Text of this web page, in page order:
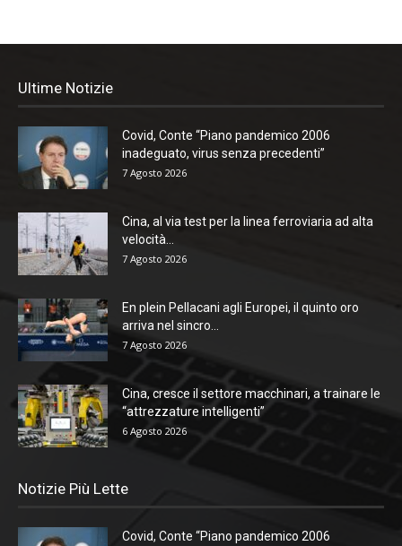
Ultime Notizie
Covid, Conte “Piano pandemico 2006
inadeguato, virus senza precedenti”
7 Agosto 2026
Cina, al via test per la linea ferroviaria ad alta
velocità...
7 Agosto 2026
En plein Pellacani agli Europei, il quinto oro
arriva nel sincro...
7 Agosto 2026
Cina, cresce il settore macchinari, a trainare le
“attrezzature intelligenti”
6 Agosto 2026
Notizie Più Lette
Covid, Conte “Piano pandemico 2006